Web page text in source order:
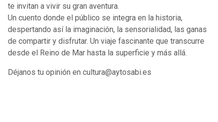
te invitan a vivir su gran aventura.
Un cuento donde el público se integra en la historia,
despertando así la imaginación, la sensorialidad, las ganas
de compartir y disfrutar. Un viaje fascinante que transcurre
desde el Reino de Mar hasta la superficie y más allá.
Déjanos tu opinión en cultura@aytosabi.es